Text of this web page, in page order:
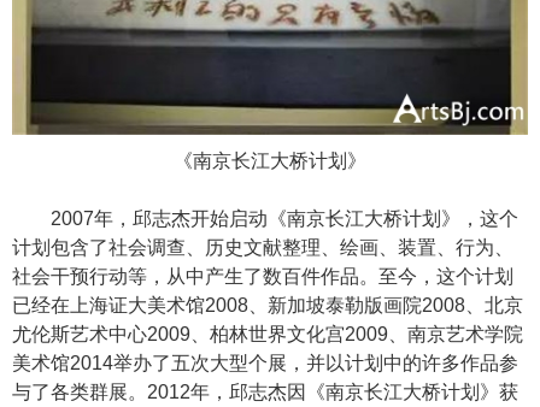
《南京长江大桥计划》
2007年，邱志杰开始启动《南京长江大桥计划》，这个
计划包含了社会调查、历史文献整理、绘画、装置、行为、
社会干预行动等，从中产生了数百件作品。至今，这个计划
已经在上海证大美术馆2008、新加坡泰勒版画院2008、北京
尤伦斯艺术中心2009、柏林世界文化宫2009、南京艺术学院
美术馆2014举办了五次大型个展，并以计划中的许多作品参
与了各类群展。2012年，邱志杰因《南京长江大桥计划》获